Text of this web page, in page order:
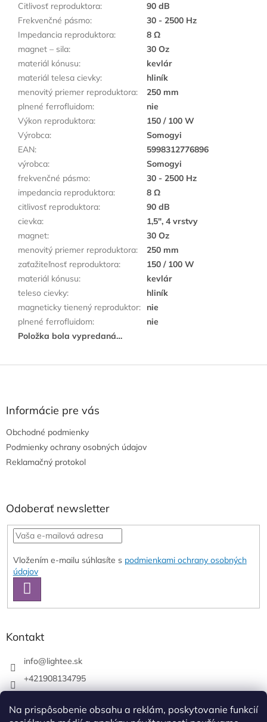
Na prispôsobenie obsahu a reklám, poskytovanie funkcií
Citlivosť reproduktora:
90 dB
Frekvenčné pásmo:
30 - 2500 Hz
Impedancia reproduktora:
8 Ω
magnet – sila:
30 Oz
materiál kónusu:
kevlár
materiál telesa cievky:
hliník
menovitý priemer reproduktora:
250 mm
plnené ferrofluidom:
nie
Výkon reproduktora:
150 / 100 W
Výrobca:
Somogyi
EAN:
5998312776896
výrobca:
Somogyi
frekvenčné pásmo:
30 - 2500 Hz
impedancia reproduktora:
8 Ω
citlivosť reproduktora:
90 dB
cievka:
1,5", 4 vrstvy
magnet:
30 Oz
menovitý priemer reproduktora:
250 mm
zaťažiteľnosť reproduktora:
150 / 100 W
materiál kónusu:
kevlár
teleso cievky:
hliník
magneticky tienený reproduktor:
nie
plnené ferrofluidom:
nie
Položka bola vypredaná…
Informácie pre vás
Obchodné podmienky
Podmienky ochrany osobných údajov
Reklamačný protokol
Odoberať newsletter
Vložením e-mailu súhlasíte s podmienkami ochrany osobných
údajov
SA
Kontakt
info@lightee.sk
+421908134795
lightee.sk